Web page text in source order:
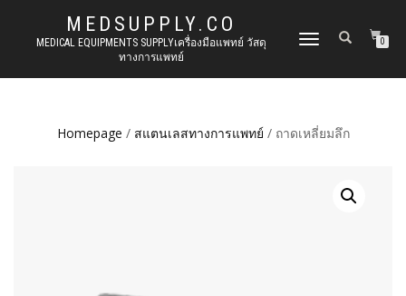
MEDSUPPLY.CO
MEDICAL EQUIPMENTS SUPPLYเครื่องมือแพทย์ วัสดุ
ทางการแพทย์
TOGGLE
0
Homepage / สแตนเลสทางการแพทย์ / ถาดเหลี่ยมลึก